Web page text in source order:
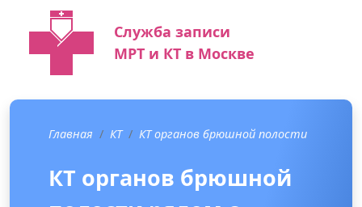
Служба записи
МРТ и КТ в Москве
Главная КТ КТ органов брюшной полости
КТ органов брюшной